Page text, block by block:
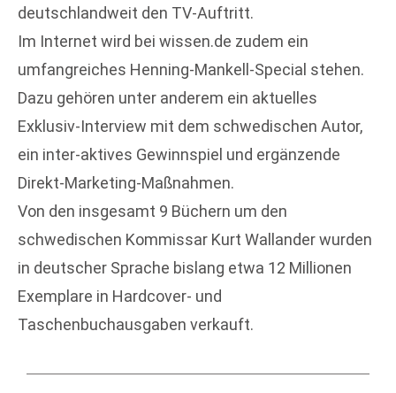
deutschlandweit den TV-Auftritt.
Im Internet wird bei wissen.de zudem ein
umfangreiches Henning-Mankell-Special stehen.
Dazu gehören unter anderem ein aktuelles
Exklusiv-Interview mit dem schwedischen Autor,
ein inter-aktives Gewinnspiel und ergänzende
Direkt-Marketing-Maßnahmen.
Von den insgesamt 9 Büchern um den
schwedischen Kommissar Kurt Wallander wurden
in deutscher Sprache bislang etwa 12 Millionen
Exemplare in Hardcover- und
Taschenbuchausgaben verkauft.